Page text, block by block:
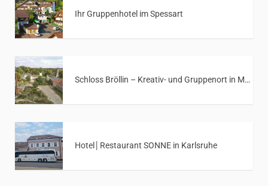
Ihr Gruppenhotel im Spessart
Schloss Bröllin – Kreativ- und Gruppenort in Mecklenburg-Vorpommern
Hotel│Restaurant SONNE in Karlsruhe